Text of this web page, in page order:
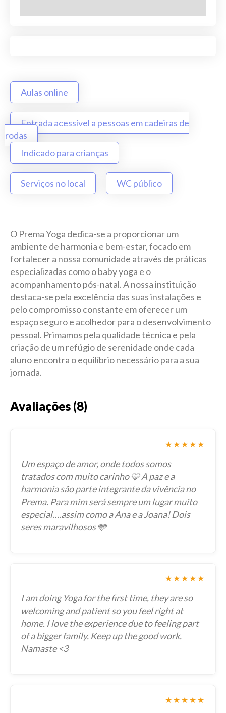
Aulas online
Entrada acessível a pessoas em cadeiras de
rodas
Indicado para crianças
Serviços no local WC público
O Prema Yoga dedica-se a proporcionar um
ambiente de harmonia e bem-estar, focado em
fortalecer a nossa comunidade através de práticas
especializadas como o baby yoga e o
acompanhamento pós-natal. A nossa instituição
destaca-se pela excelência das suas instalações e
pelo compromisso constante em oferecer um
espaço seguro e acolhedor para o desenvolvimento
pessoal. Primamos pela qualidade técnica e pela
criação de um refúgio de serenidade onde cada
aluno encontra o equilíbrio necessário para a sua
jornada.
Avaliações (8)
★★★★★
Um espaço de amor, onde todos somos
tratados com muito carinho 🩵 A paz e a
harmonia são parte integrante da vivência no
Prema. Para mim será sempre um lugar muito
especial….assim como a Ana e a Joana! Dois
seres maravilhosos 🩵
★★★★★
I am doing Yoga for the first time, they are so
welcoming and patient so you feel right at
home. I love the experience due to feeling part
of a bigger family. Keep up the good work.
Namaste <3
★★★★★